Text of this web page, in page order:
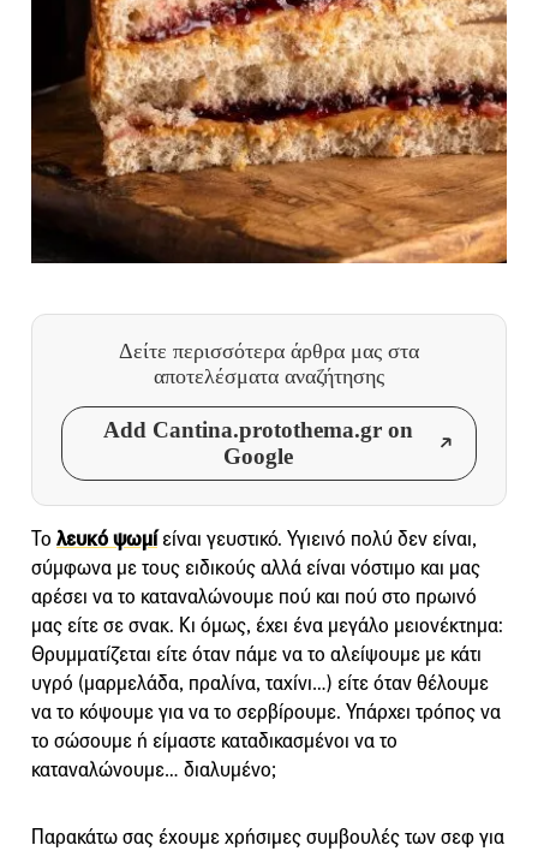
Δείτε περισσότερα άρθρα μας στα
αποτελέσματα αναζήτησης
Add Cantina.protothema.gr on
Google
Το λευκό ψωμίείναι γευστικό. Υγιεινό πολύ δεν είναι,
σύμφωνα με τους ειδικούς αλλά είναι νόστιμο και μας
αρέσει να το καταναλώνουμε πού και πού στο πρωινό
μας είτε σε σνακ. Κι όμως, έχει ένα μεγάλο μειονέκτημα:
Θρυμματίζεται είτε όταν πάμε να το αλείψουμε με κάτι
υγρό (μαρμελάδα, πραλίνα, ταχίνι…) είτε όταν θέλουμε
να το κόψουμε για να το σερβίρουμε. Υπάρχει τρόπος να
το σώσουμε ή είμαστε καταδικασμένοι να το
καταναλώνουμε… διαλυμένο;
Παρακάτω σας έχουμε χρήσιμες συμβουλές των σεφ για